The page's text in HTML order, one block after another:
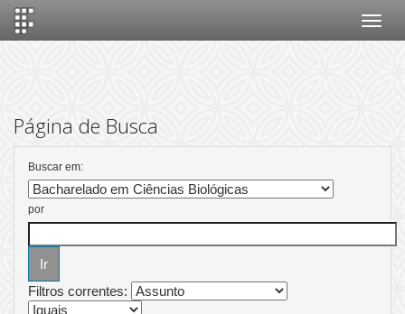
Página de Busca
Buscar em:
por
Filtros correntes: